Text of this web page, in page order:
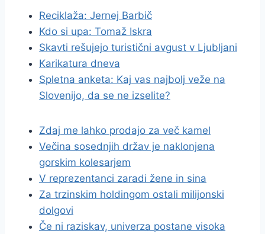
Reciklaža: Jernej Barbič
Kdo si upa: Tomaž Iskra
Skavti rešujejo turistični avgust v Ljubljani
Karikatura dneva
Spletna anketa: Kaj vas najbolj veže na
Slovenijo, da se ne izselite?
Zdaj me lahko prodajo za več kamel
Večina sosednjih držav je naklonjena
gorskim kolesarjem
V reprezentanci zaradi žene in sina
Za trzinskim holdingom ostali milijonski
dolgovi
Če ni raziskav, univerza postane visoka